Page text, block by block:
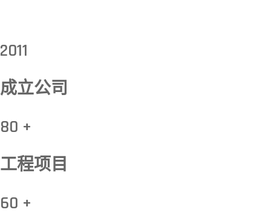
2011
成立公司
80 +
工程项目
60 +